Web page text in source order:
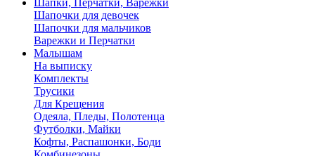
Шапки, Перчатки, Варежки
Шапочки для девочек
Шапочки для мальчиков
Варежки и Перчатки
Малышам
На выписку
Комплекты
Трусики
Для Крещения
Одеяла, Пледы, Полотенца
Футболки, Майки
Кофты, Распашонки, Боди